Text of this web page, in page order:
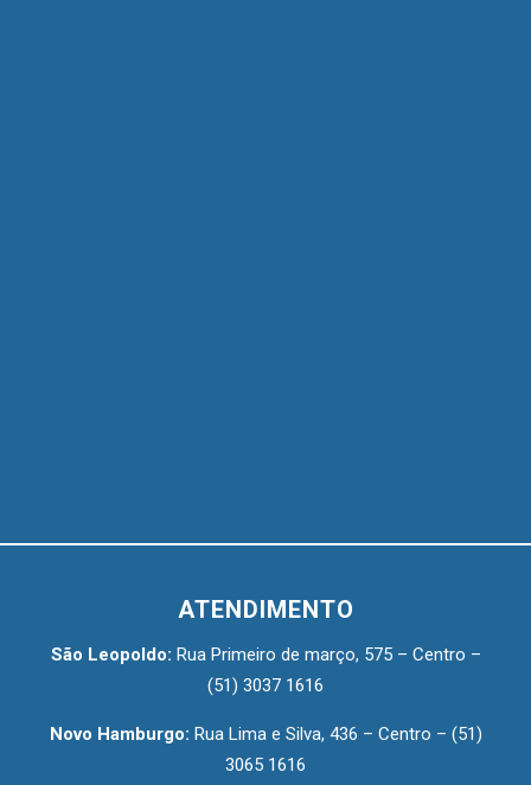
ATENDIMENTO
São Leopoldo: Rua Primeiro de março, 575 – Centro –
(51) 3037 1616
Novo Hamburgo: Rua Lima e Silva, 436 – Centro – (51)
3065 1616